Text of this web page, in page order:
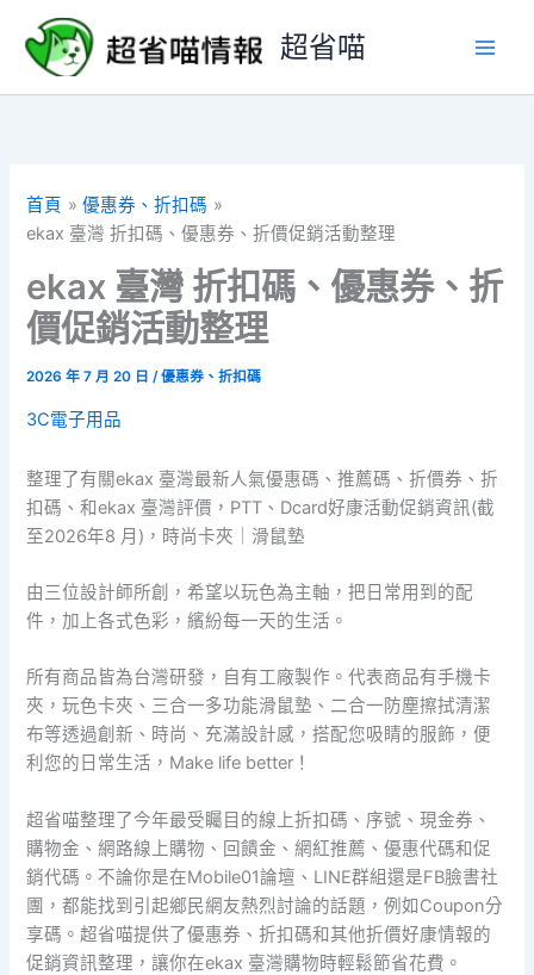
要
超省喵
首頁
優惠券、折扣碼
ekax 臺灣 折扣碼、優惠券、折價促銷活動整理
ekax 臺灣 折扣碼、優惠券、折
價促銷活動整理
2026 年 7 月 20 日/優惠券、折扣碼
3C電子用品
整理了有關ekax 臺灣最新人氣優惠碼、推薦碼、折價券、折
扣碼、和ekax 臺灣評價，PTT、Dcard好康活動促銷資訊(截
至2026年8 月)，時尚卡夾｜滑鼠墊
由三位設計師所創，希望以玩色為主軸，把日常用到的配
件，加上各式色彩，繽紛每一天的生活。
所有商品皆為台灣研發，自有工廠製作。代表商品有手機卡
夾，玩色卡夾、三合一多功能滑鼠墊、二合一防塵擦拭清潔
布等透過創新、時尚、充滿設計感，搭配您吸睛的服飾，便
利您的日常生活，Make life better！
超省喵整理了今年最受矚目的線上折扣碼、序號、現金券、
購物金、網路線上購物、回饋金、網紅推薦、優惠代碼和促
銷代碼。不論你是在Mobile01論壇、LINE群組還是FB臉書社
團，都能找到引起鄉民網友熱烈討論的話題，例如Coupon分
享碼。超省喵提供了優惠券、折扣碼和其他折價好康情報的
促銷資訊整理，讓你在ekax 臺灣購物時輕鬆節省花費。